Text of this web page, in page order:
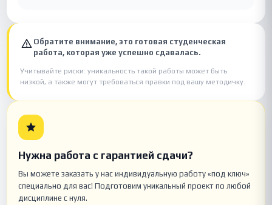
Обратите внимание, это готовая студенческая
работа, которая уже успешно сдавалась.
Учитывайте риски: уникальность такой работы может быть
низкой, а также могут требоваться правки под вашу методичку.
Нужна работа с гарантией сдачи?
Вы можете заказать у нас индивидуальную работу «под ключ»
специально для вас! Подготовим уникальный проект по любой
дисциплине с нуля.